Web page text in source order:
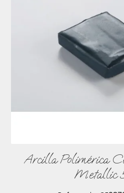
Arcilla Polimérica
Metallic